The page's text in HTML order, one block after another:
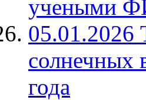
учеными
солнечных
года